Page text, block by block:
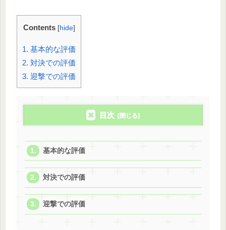
Contents [hide]
1. 基本的な評価
2. 対決での評価
3. 迎撃での評価
目次
基本的な評価
対決での評価
迎撃での評価